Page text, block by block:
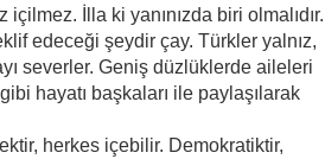
içilmez. İlla ki yanınızda biri olmalıdır.
edeceği şeydir çay. Türkler yalnız,
severler. Geniş düzlüklerde aileleri
hayatı başkaları ile paylaşılarak
herkes içebilir. Demokratiktir,